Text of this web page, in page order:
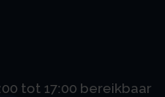
tot 17:00 bereikbaar